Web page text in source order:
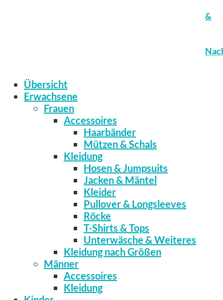
&
Übersicht
Erwachsene
Frauen
Accessoires
Haarbänder
Mützen & Schals
Kleidung
Hosen & Jumpsuits
Jacken & Mäntel
Kleider
Pullover & Longsleeves
Röcke
T-Shirts & Tops
Unterwäsche & Weiteres
Kleidung nach Größen
Männer
Accessoires
Kleidung